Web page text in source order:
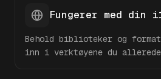
Fungerer med din
Behold biblioteker og
inn i verktøyene du